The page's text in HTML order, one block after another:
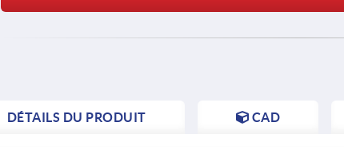
DÉTAILS DU PRODUIT CAD